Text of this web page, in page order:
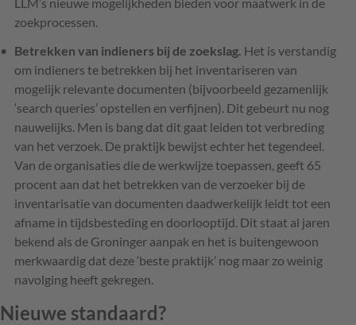
zoekprocessen.
Betrekken van indieners bij de zoekslag. Het is verstandig
om indieners te betrekken bij het inventariseren van
mogelijk relevante documenten (bijvoorbeeld gezamenlijk
‘search queries’ opstellen en verfijnen). Dit gebeurt nu nog
nauwelijks. Men is bang dat dit gaat leiden tot verbreding
van het verzoek. De praktijk bewijst echter het tegendeel.
Van de organisaties die de werkwijze toepassen, geeft 65
procent aan dat het betrekken van de verzoeker bij de
inventarisatie van documenten daadwerkelijk leidt tot een
afname in tijdsbesteding en doorlooptijd. Dit staat al jaren
bekend als de Groninger aanpak en het is buitengewoon
merkwaardig dat deze ‘beste praktijk’ nog maar zo weinig
navolging heeft gekregen.
Nieuwe standaard?